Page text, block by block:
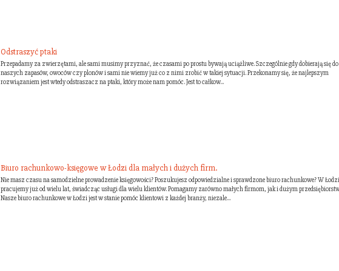
Odstraszyć ptaki
Przepadamy za zwierzętami, ale sami musimy przyznać, że czasami po prostu bywają uciążliwe. Szczególnie gdy dobierają się do
naszych zapasów, owoców czy plonów i sami nie wiemy już co z nimi zrobić w takiej sytuacji. Przekonamy się, że najlepszym
rozwiązaniem jest wtedy odstraszacz na ptaki, który może nam pomóc. Jest to całkow...
Biuro rachunkowo-księgowe w Łodzi dla małych i dużych firm.
Nie masz czasu na samodzielne prowadzenie księgowości? Poszukujesz odpowiedzialne i sprawdzone biuro rachunkowe? W Łodzi
pracujemy już od wielu lat, świadcząc usługi dla wielu klientów. Pomagamy zarówno małych firmom, jak i dużym
Nasze biuro rachunkowe w Łodzi jest w stanie pomóc klientowi z każdej branży, niezale...